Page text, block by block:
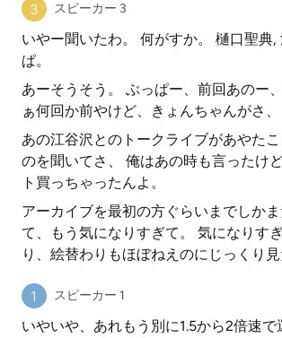
スピーカー 3
いやー聞いたわ。 何がすか。 樋口聖典,
ぱ。
あーそうそう。 ぶっぱー、前回あのー
ぁ何回か前やけど、きょんちゃんがさ、
あの江谷沢とのトークライブがあやた
のを聞いてさ、 俺はあの時も言ったけ
ト買っちゃったんよ。
アーカイブを最初の方ぐらいまでしかま
て、もう気になりすぎて。 気になりす
り、絵替わりもほぼねえのにじっくり見
スピーカー 1
いやいや、あれもう別に1.5から2倍速で